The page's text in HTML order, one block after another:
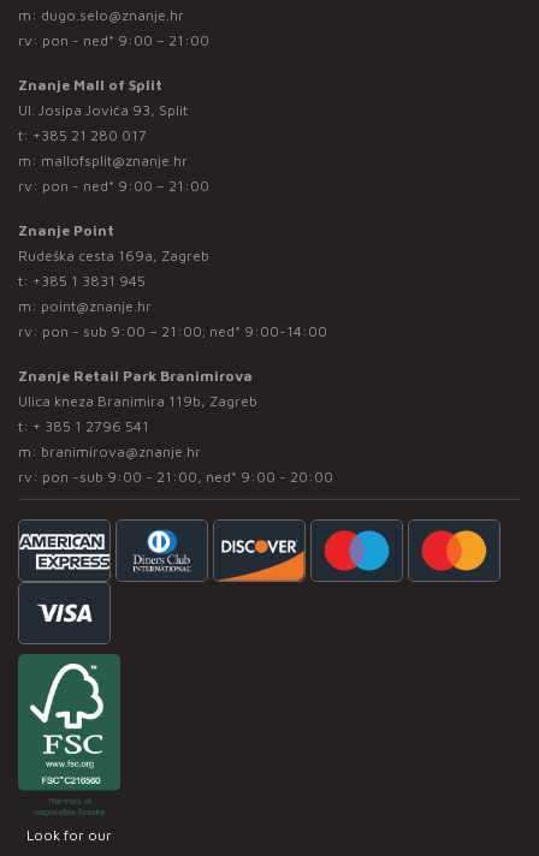
m: dugo.selo@znanje.hr
rv: pon - ned* 9:00 – 21:00
Znanje Mall of Split
Ul. Josipa Jovića 93, Split
t: +385 21 280 017
m: mallofsplit@znanje.hr
rv: pon - ned* 9:00 – 21:00
Znanje Point
Rudeška cesta 169a, Zagreb
t: +385 1 3831 945
m: point@znanje.hr
rv: pon - sub 9:00 – 21:00; ned* 9:00-14:00
Znanje Retail Park Branimirova
Ulica kneza Branimira 119b, Zagreb
t: + 385 1 2796 541
m: branimirova@znanje.hr
rv: pon -sub 9:00 - 21:00, ned* 9:00 - 20:00
Look for our